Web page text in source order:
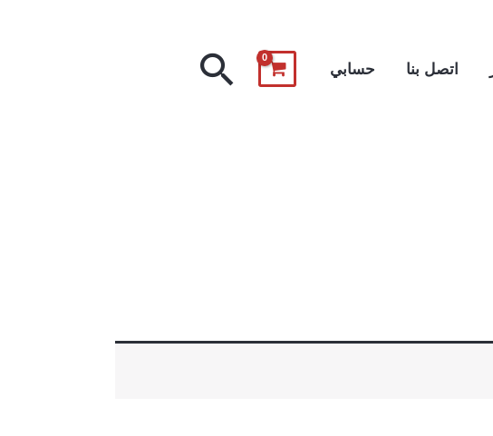
اتصل بنا حسابي البحث